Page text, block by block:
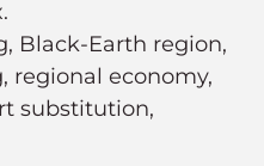
Black-Earth region,
regional economy,
substitution,